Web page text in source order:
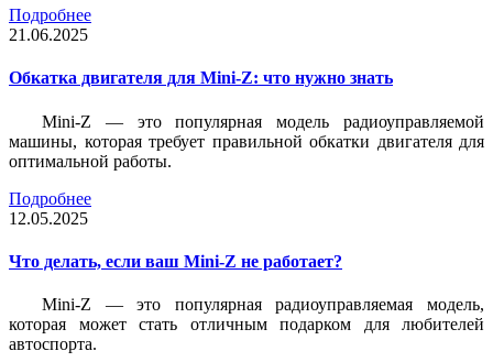
Подробнее
21.06.2025
Обкатка двигателя для Mini-Z: что нужно знать
Mini-Z — это популярная модель радиоуправляемой
машины, которая требует правильной обкатки двигателя для
оптимальной работы.
Подробнее
12.05.2025
Что делать, если ваш Mini-Z не работает?
Mini-Z — это популярная радиоуправляемая модель,
которая может стать отличным подарком для любителей
автоспорта.